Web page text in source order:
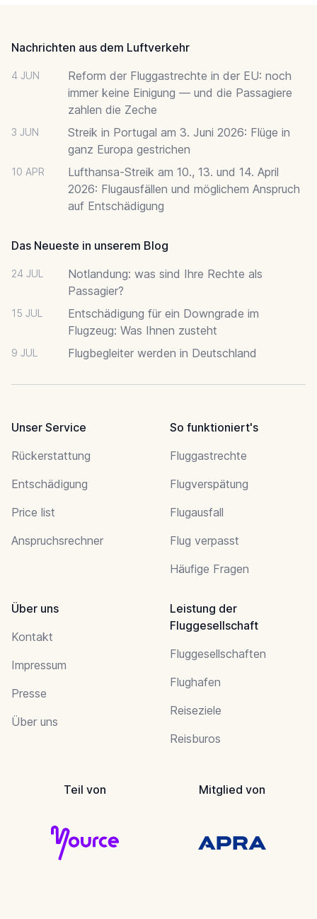
Nachrichten aus dem Luftverkehr
4 JUN
Reform der Fluggastrechte in der EU: noch
immer keine Einigung — und die Passagiere
zahlen die Zeche
3 JUN
Streik in Portugal am 3. Juni 2026: Flüge in
ganz Europa gestrichen
10 APR
Lufthansa-Streik am 10., 13. und 14. April
2026: Flugausfällen und möglichem Anspruch
auf Entschädigung
Das Neueste in unserem Blog
24 JUL
Notlandung: was sind Ihre Rechte als
Passagier?
15 JUL
Entschädigung für ein Downgrade im
Flugzeug: Was Ihnen zusteht
9 JUL Flugbegleiter werden in Deutschland
Unser Service
Rückerstattung
Entschädigung
Price list
Anspruchsrechner
So funktioniert's
Fluggastrechte
Flugverspätung
Flugausfall
Flug verpasst
Häufige Fragen
Über uns
Kontakt
Impressum
Presse
Über uns
Leistung der
Fluggesellschaft
Fluggesellschaften
Flughafen
Reiseziele
Reisburos
Teil von Mitglied von